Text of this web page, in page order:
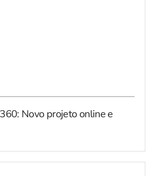
Novo projeto online e